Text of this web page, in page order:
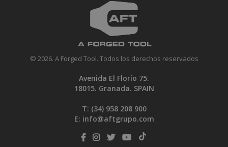
© 2026. A Forged Tool. Todos los derechos reservados
Avenida El Florío 75.
18015. Granada. SPAIN
T: (34) 958 208 900
E: info@aftgrupo.com